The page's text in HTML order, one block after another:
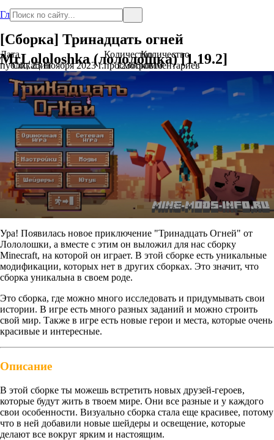
Главная
[Сборка] Тринадцать огней
MrLololoshka (лололошка) [1.19.2]
Дата
публикации
Сб., 25 Ноября 2023 г.
Количество
просмотров
12366
Количество
комментариев
10
Ура! Появилась новое приключение "Тринадцать Огней" от
Лололошки, а вместе с этим он выложил для нас сборку
Minecraft, на которой он играет. В этой сборке есть уникальные
модификации, которых нет в других сборках. Это значит, что
сборка уникальна в своем роде.
Это сборка, где можно много исследовать и придумывать свои
истории. В игре есть много разных заданий и можно строить
свой мир. Также в игре есть новые герои и места, которые очень
красивые и интересные.
Описание
В этой сборке ты можешь встретить новых друзей-героев,
которые будут жить в твоем мире. Они все разные и у каждого
свои особенности. Визуально сборка стала еще красивее, потому
что в ней добавили новые шейдеры и освещение, которые
делают все вокруг ярким и настоящим.